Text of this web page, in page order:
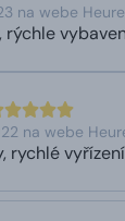
na webe
rýchle
na webe
rychlé